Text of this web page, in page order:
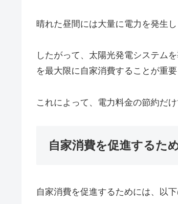
晴れた昼間には大量に電力を発生
したがって、太陽光発電システム
を最大限に自家消費することが重要
これによって、電力料金の節約だ
自家消費を促進するた
自家消費を促進するためには、以